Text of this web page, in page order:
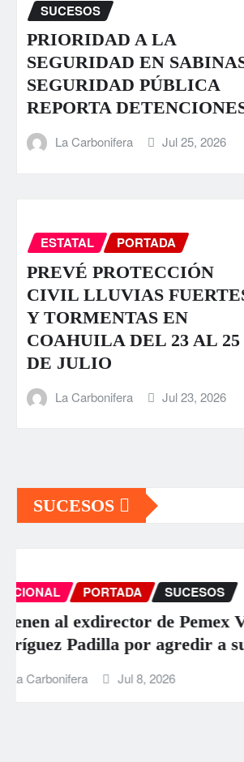
SUCESOS
PRIORIDAD A LA
SEGURIDAD EN
SEGURIDAD PÚBLICA
REPORTA
La Carbonifera Jul 25, 2026
ESTATAL PORTADA
PREVÉ PROTECCIÓN
CIVIL LLUVIAS
Y TORMENTAS EN
COAHUILA DEL 23 AL 25
DE JULIO
La Carbonifera Jul 23, 2026
SUCESOS
INTERNACIONAL PORTADA
Aumentan a 589 los
terremotos en Venezuela
La Carbonifera